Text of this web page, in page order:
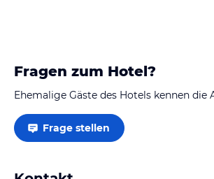
Fragen zum Hotel?
Ehemalige Gäste des Hotels kennen die
Frage stellen